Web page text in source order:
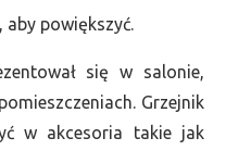
aby powiększyć.
się w salonie,
Grzejnik
w akcesoria takie jak